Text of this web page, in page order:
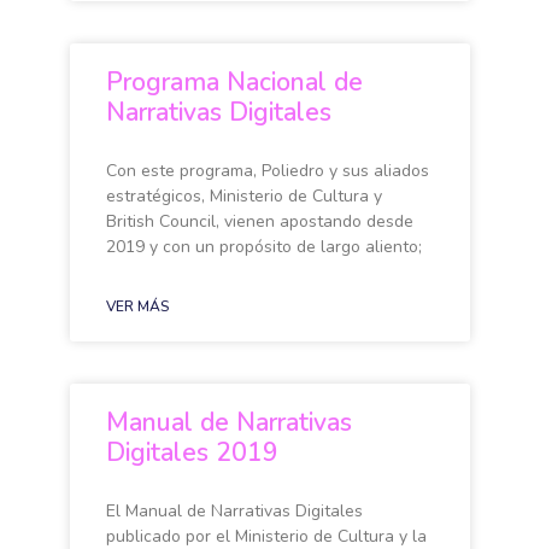
Programa Nacional de
Narrativas Digitales
Con este programa, Poliedro y sus aliados
estratégicos, Ministerio de Cultura y
British Council, vienen apostando desde
2019 y con un propósito de largo aliento;
VER MÁS
Manual de Narrativas
Digitales 2019
El Manual de Narrativas Digitales
publicado por el Ministerio de Cultura y la